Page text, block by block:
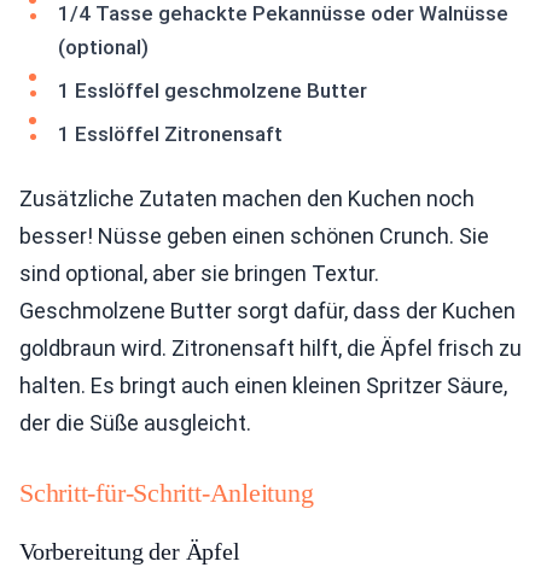
1/4 Tasse gehackte Pekannüsse oder Walnüsse
(optional)
1 Esslöffel geschmolzene Butter
1 Esslöffel Zitronensaft
Zusätzliche Zutaten machen den Kuchen noch
besser! Nüsse geben einen schönen Crunch. Sie
sind optional, aber sie bringen Textur.
Geschmolzene Butter sorgt dafür, dass der Kuchen
goldbraun wird. Zitronensaft hilft, die Äpfel frisch zu
halten. Es bringt auch einen kleinen Spritzer Säure,
der die Süße ausgleicht.
Schritt-für-Schritt-Anleitung
Vorbereitung der Äpfel